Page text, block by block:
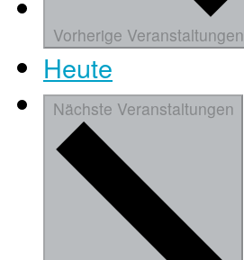
Vorherige Veranstaltungen
Heute
Nächste Veranstaltungen